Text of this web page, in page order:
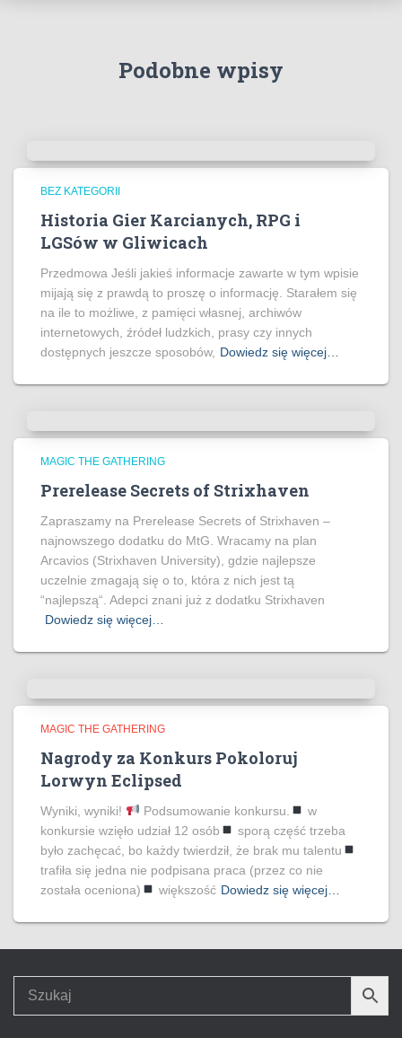
Podobne wpisy
BEZ KATEGORII
Historia Gier Karcianych, RPG i
LGSów w Gliwicach
Przedmowa Jeśli jakieś informacje zawarte w tym wpisie
mijają się z prawdą to proszę o informację. Starałem się
na ile to możliwe, z pamięci własnej, archiwów
internetowych, źródeł ludzkich, prasy czy innych
dostępnych jeszcze sposobów, Dowiedz się więcej…
MAGIC THE GATHERING
Prerelease Secrets of Strixhaven
Zapraszamy na Prerelease Secrets of Strixhaven –
najnowszego dodatku do MtG. Wracamy na plan
Arcavios (Strixhaven University), gdzie najlepsze
uczelnie zmagają się o to, która z nich jest tą
“najlepszą“. Adepci znani już z dodatku Strixhaven
Dowiedz się więcej…
MAGIC THE GATHERING
Nagrody za Konkurs Pokoloruj
Lorwyn Eclipsed
Wyniki, wyniki! Podsumowanie konkursu.
w
konkursie wzięło udział 12 osób
sporą część trzeba
było zachęcać, bo każdy twierdził, że brak mu talentu
trafiła się jedna nie podpisana praca (przez co nie
została oceniona)
większość Dowiedz się więcej…